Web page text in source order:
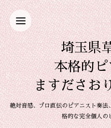
埼玉県
本格的
ますださお
絶対音感、プロ直伝のピアニスト奏
格的な完全個人の